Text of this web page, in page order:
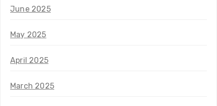
June 2025
May 2025
April 2025
March 2025